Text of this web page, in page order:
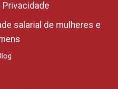
Privacidade
salarial de mulheres e